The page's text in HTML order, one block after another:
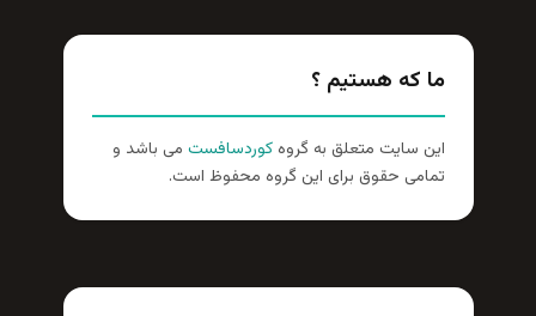
ما که هستیم ؟
این سایت متعلق به گروهکوردسافست می باشد و
تمامی حقوق برای این گروه محفوظ است.